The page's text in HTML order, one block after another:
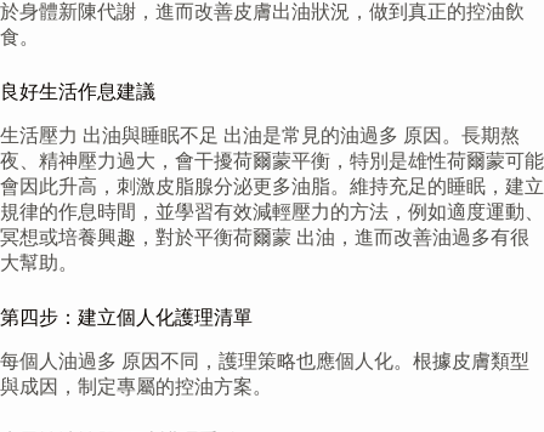
於身體新陳代謝，進而改善皮膚出油狀況，做到真正的控油飲
食。
良好生活作息建議
生活壓力 出油與睡眠不足 出油是常見的油過多 原因。長期熬
夜、精神壓力過大，會干擾荷爾蒙平衡，特別是雄性荷爾蒙可能
會因此升高，刺激皮脂腺分泌更多油脂。維持充足的睡眠，建立
規律的作息時間，並學習有效減輕壓力的方法，例如適度運動、
冥想或培養興趣，對於平衡荷爾蒙 出油，進而改善油過多有很
大幫助。
第四步：建立個人化護理清單
每個人油過多 原因不同，護理策略也應個人化。根據皮膚類型
與成因，制定專屬的控油方案。